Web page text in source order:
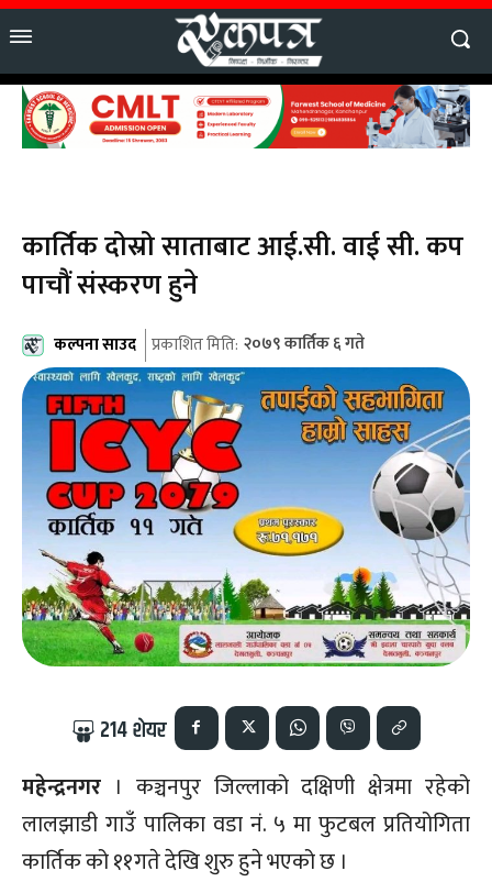
कार्तिक दोस्रो साताबाट आई.सी. वाई सी. कप
पाचौं संस्करण हुने
कल्पना साउद प्रकाशित मिति: २०७९ कार्तिक ६ गते
214शेयर
महेन्द्रनगर । कञ्चनपुर जिल्लाको दक्षिणी क्षेत्रमा रहेको
लालझाडी गाउँ पालिका वडा नं. ५ मा फुटबल प्रतियोगिता
कार्तिक को ११गते देखि शुरु हुने भएको छ ।